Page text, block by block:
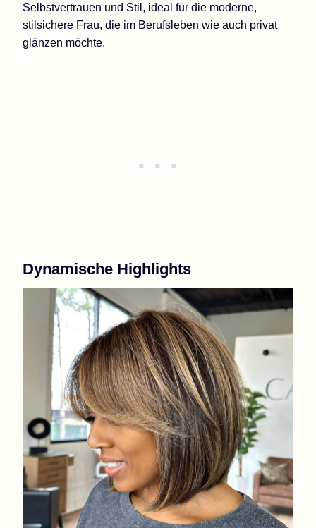
Selbstvertrauen und Stil, ideal für die moderne,
stilsichere Frau, die im Berufsleben wie auch privat
glänzen möchte.
Dynamische Highlights